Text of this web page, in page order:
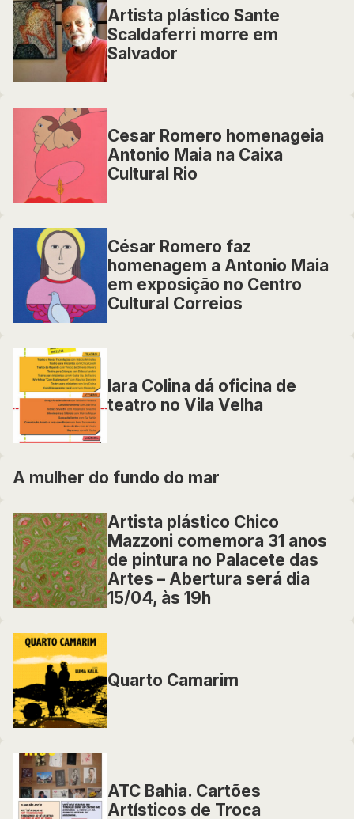
Artista plástico Sante
Scaldaferri morre em
Salvador
Cesar Romero homenageia
Antonio Maia na Caixa
Cultural Rio
César Romero faz
homenagem a Antonio Maia
em exposição no Centro
Cultural Correios
Iara Colina dá oficina de
teatro no Vila Velha
A mulher do fundo do mar
Artista plástico Chico
Mazzoni comemora 31 anos
de pintura no Palacete das
Artes – Abertura será dia
15/04, às 19h
Quarto Camarim
ATC Bahia. Cartões
Artísticos de Troca